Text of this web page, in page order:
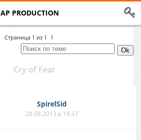
AP PRODUCTION
Страница 1 из 1 1
Cry of Fear
SpirelSid
28.08.2013 в 18:37